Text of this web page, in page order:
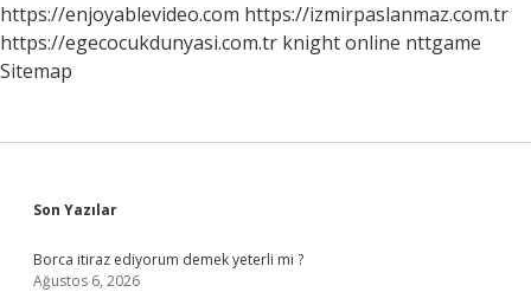
https://enjoyablevideo.com https://izmirpaslanmaz.com.tr
https://egecocukdunyasi.com.tr knight online nttgame
Sitemap
Sidebar
Son Yazılar
Borca itiraz ediyorum demek yeterli mi ?
Ağustos 6, 2026